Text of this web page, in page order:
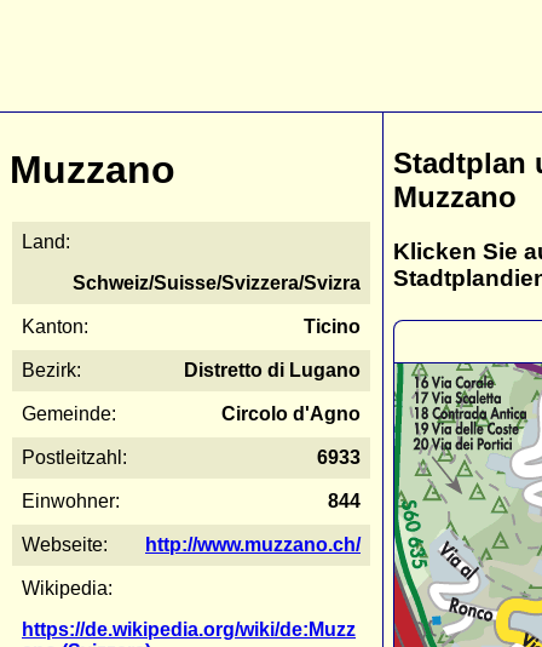
Muzzano
Land:
Schweiz/Suisse/Svizzera/Svizra
Kanton: Ticino
Bezirk: Distretto di Lugano
Gemeinde: Circolo d'Agno
Postleitzahl: 6933
Einwohner: 844
Webseite: http://www.muzzano.ch/
Wikipedia:
https://de.wikipedia.org/wiki/de:Muzz
Stadtplan
Muzzano
Klicken Sie